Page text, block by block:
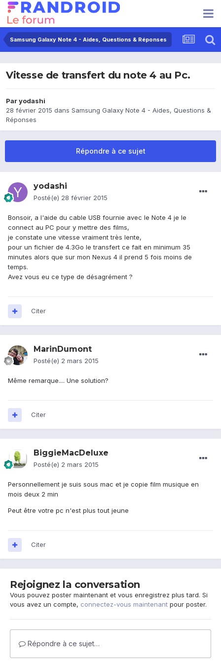
Samsung Galaxy Note 4 - Aides, Questions & Réponses
Vitesse de transfert du note 4 au Pc.
Paryodashi
28 février 2015 dans Samsung Galaxy Note 4 - Aides, Questions &
Réponses
Répondre à ce sujet
yodashi
Posté(e) 28 février 2015
Bonsoir, a l'aide du cable USB fournie avec le Note 4 je le
connect au PC pour y mettre des films,
je constate une vitesse vraiment très lente,
pour un fichier de 4.3Go le transfert ce fait en minimum 35
minutes alors que sur mon Nexus 4 il prend 5 fois moins de
temps.
Avez vous eu ce type de désagrément ?
Citer
MarinDumont
Posté(e) 2 mars 2015
Même remarque.... Une solution?
Citer
BiggieMacDeluxe
Posté(e) 2 mars 2015
Personnellement je suis sous mac et je copie film musique en
mois deux 2 min
Peut être votre pc n'est plus tout jeune
Citer
Rejoignez la conversation
Vous pouvez poster maintenant et vous enregistrez plus tard. Si
vous avez un compte, connectez-vous maintenant pour poster.
Répondre à ce sujet…